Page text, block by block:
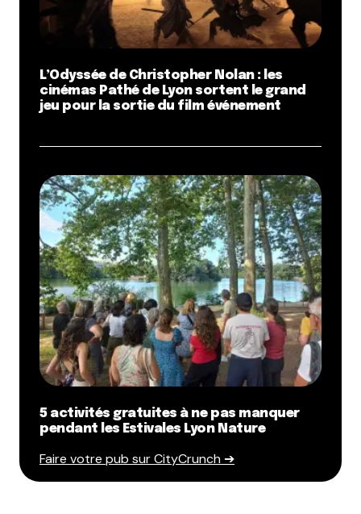
L’Odyssée de Christopher Nolan : les
cinémas Pathé de Lyon sortent le grand
jeu pour la sortie du film événement
5 activités gratuites à ne pas manquer
pendant les Estivales Lyon Nature
Faire votre pub sur CityCrunch ➔